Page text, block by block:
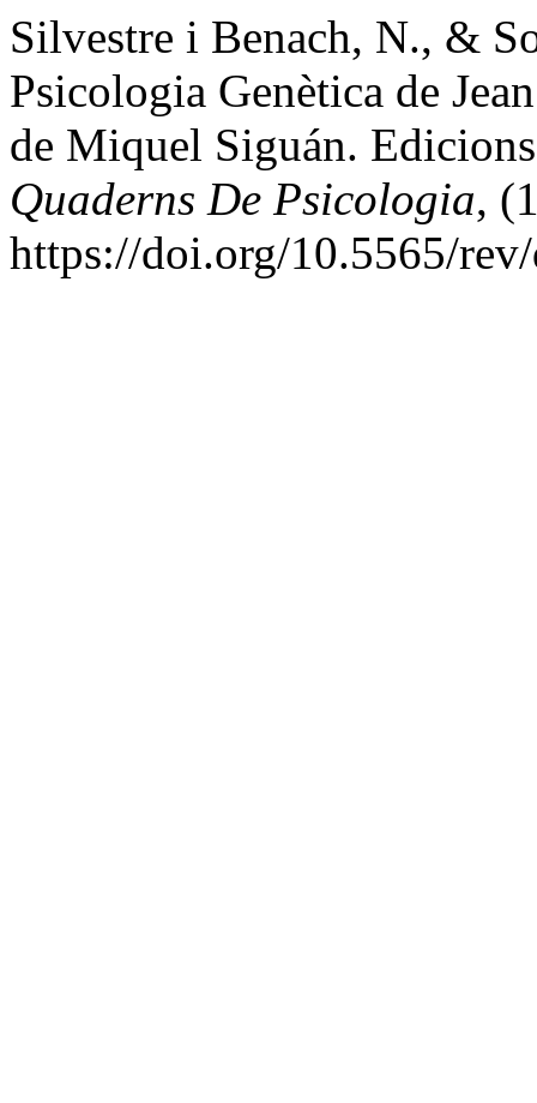
Silvestre i Benach, N., &
Psicologia Genètica de
de Miquel Siguán.
Quaderns De Psicologia,
https://doi.org/10.5565/